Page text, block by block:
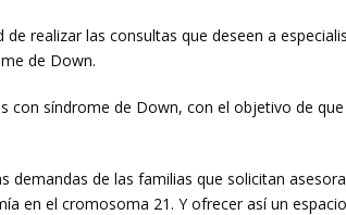
realizar las consultas que deseen a
de Down.
con síndrome de Down, con el objetivo de
de las familias que solicitan
en el cromosoma 21. Y ofrecer así un